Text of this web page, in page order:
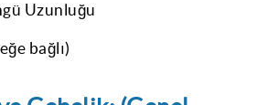
Uzunluğu
bağlı)